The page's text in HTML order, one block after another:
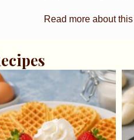
Read more about